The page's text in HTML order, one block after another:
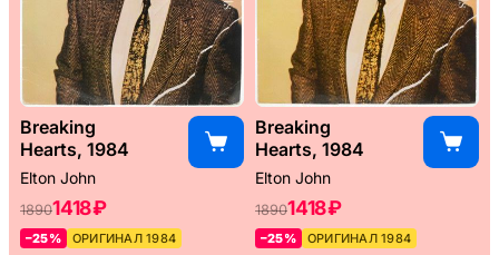
Breaking
Hearts, 1984
Elton John
18901418 ₽
–25% ОРИГИНАЛ 1984
Breaking
Hearts, 1984
Elton John
18901418 ₽
–25% ОРИГИНАЛ 1984